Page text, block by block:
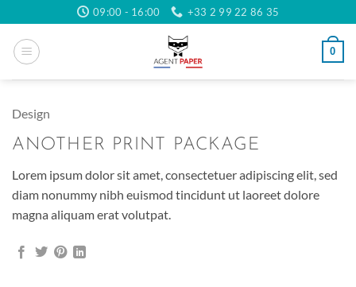
au
contenu
09:00 - 16:00 +33 2 99 22 86 35
0
Design
ANOTHER PRINT PACKAGE
Lorem ipsum dolor sit amet, consectetuer adipiscing elit, sed
diam nonummy nibh euismod tincidunt ut laoreet dolore
magna aliquam erat volutpat.